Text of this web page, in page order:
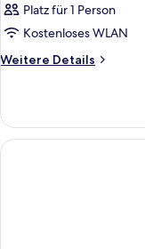
Platz für 1 Person
Kostenloses WLAN
Weitere Details
Weitere